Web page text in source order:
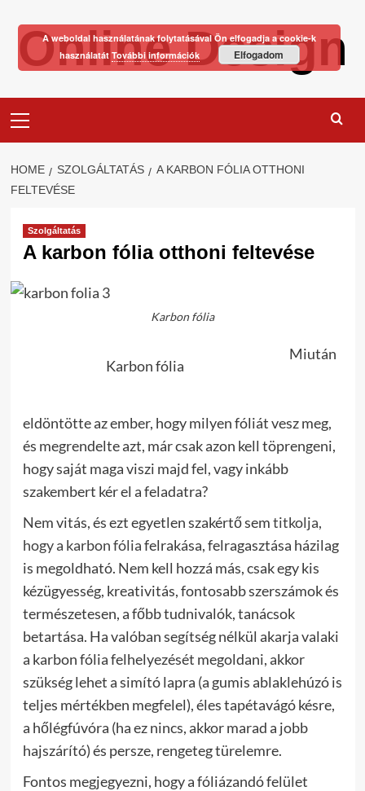
contentOnline Design
Menu
HOME SZOLGÁLTATÁS
A KARBON FÓLIA OTTHONI
FELTEVÉSE
Szolgáltatás
A karbon fólia otthoni feltevése
Karbon fólia
Karbon fólia
Miután
eldöntötte az ember, hogy milyen fóliát vesz meg,
és megrendelte azt, már csak azon kell töprengeni,
hogy saját maga viszi majd fel, vagy inkább
szakembert kér el a feladatra?
Nem vitás, és ezt egyetlen szakértő semtitkolja,
hogy a karbon fóliafelrakása, felragasztása házilag
is megoldható. Nem kell hozzá más, csak egy kis
kézügyesség, kreativitás, fontosabb szerszámok és
természetesen, a főbb tudnivalók, tanácsok
betartása. Ha valóban segítség nélkül akarja valaki
a karbon fólia felhelyezését megoldani, akkor
szükség lehet a simító lapra (a gumis ablaklehúzó is
teljes mértékben megfelel), éles tapétavágó késre,
a hőlégfúvóra (ha ez nincs, akkor marad a jobb
hajszárító) és persze, rengeteg türelemre.
Fontos megjegyezni, hogy a fóliázandó felület
A weboldal használatának folytatásával Ön elfogadja a cookie-k
használatát További információk Elfogadom